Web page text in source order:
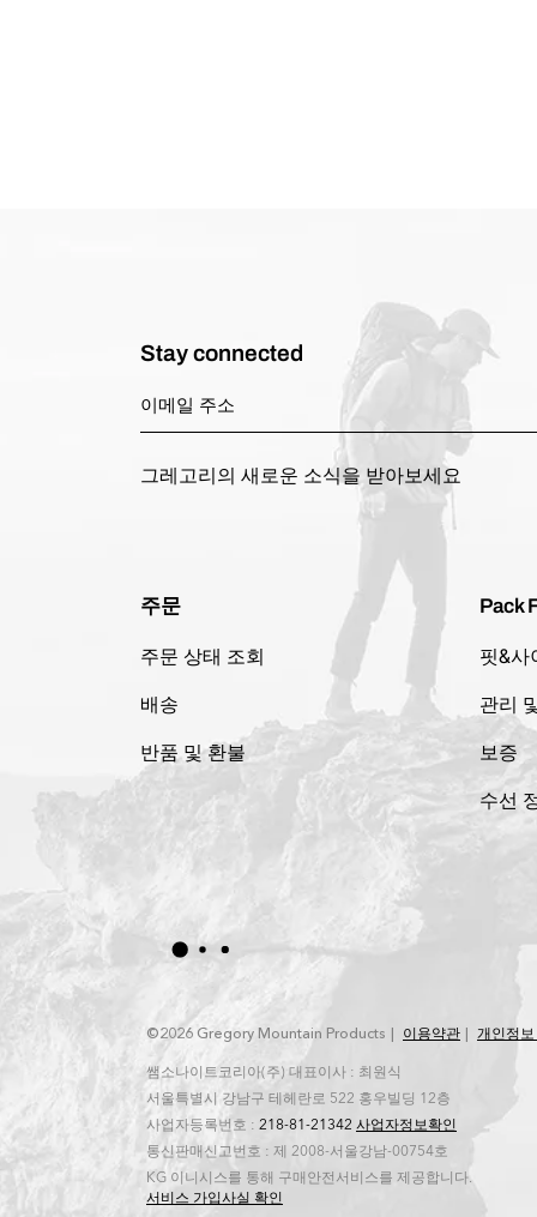
Stay connected
그레고리의 새로운 소식을 받아보세요
주문
주문 상태 조회
배송
반품 및 환불
Pack
핏&사
관리
보증
수선
©2026 Gregory Mountain Products 이용약관
개인정
쌤소나이트코리아(주) 대표이사 : 최원식
서울특별시 강남구 테헤란로 522 홍우빌딩 12층
사업자등록번호 : 218-81-21342 사업자정보확인
통신판매신고번호 : 제 2008-서울강남-00754호
KG 이니시스를 통해 구매안전서비스를 제공합니다.
서비스 가입사실 확인